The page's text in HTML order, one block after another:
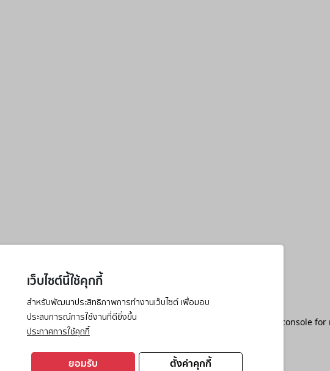
เว็บไซต์นี้ใช้คุกกี้
สำหรับพัฒนาประสิทธิภาพการทำงานเว็บไซต์ เพื่อมอบ
ประสบการณ์การใช้งานที่ดียิ่งขึ้น
ประกาศการใช้คุกกี้
ตั้งค่าคุกกี้
ยอมรับ
has occurred while loading browser console for